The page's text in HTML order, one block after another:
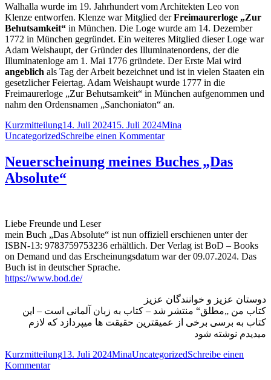
Walhalla wurde im 19. Jahrhundert vom Architekten Leo von
Klenze entworfen. Klenze war Mitglied derFreimaurerloge „Zur
Behutsamkeit“ in München. Die Loge wurde am 14. Dezember
1772 in München gegründet. Ein weiteres Mitglied dieser Loge war
Adam Weishaupt, der Gründer des Illuminatenordens, der die
Illuminatenloge am 1. Mai 1776 gründete. Der Erste Mai wird
angeblich als Tag der Arbeit bezeichnet und ist in vielen Staaten ein
gesetzlicher Feiertag. Adam Weishaupt wurde 1777 in die
Freimaurerloge „Zur Behutsamkeit“ in München aufgenommen und
nahm den Ordensnamen „Sanchoniaton“ an.
Format
KurzmitteilungVeröffentlicht
am
14. Juli 202415. Juli 2024Autor
Mina
UncategorizedSchreibe einen Kommentarzu
ایلومینات
آلمان
Neuerscheinung meines Buches „Das
Absolute“
Liebe Freunde und Leser
mein Buch „Das Absolute“ ist nun offiziell erschienen unter der
ISBN-13: 9783759753236 erhältlich. Der Verlag ist BoD – Books
on Demand und das Erscheinungsdatum war der 09.07.2024. Das
Buch ist in deutscher Sprache.
https://www.bod.de/
دوستان عزیز و خوانندگان عزیز
کتاب من „مطلق“ منتشر شد – کتاب به زبان آلمانی است – این
کتاب به برسی برخی از عمیقترین حقیقت ها میپردازد که لازم
میدیدم نوشته شود
Format
KurzmitteilungVeröffentlicht
13. Juli 2024Autor
MinaKategorien
UncategorizedSchreibe einen
Kommentarzu